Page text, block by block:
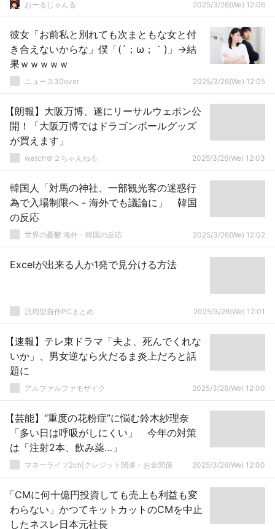
おーるじゃんる 2025/3/26(We) 12:06
彼女「お前私と別れても次まともな女と付
き合えないからな」僕「(´；ω；｀)」→結
果ｗｗｗｗｗ
ニュース30over 2025/3/26(We) 12:05
【朗報】大阪万博、遂にリーサルウェポン公
開！「大阪万博ではドラゴンボールグッズ
が買えます」
watch＠２ちゃんねる 2025/3/26(We) 12:03
韓国人「対馬の神社、一部観光客の迷惑行
為で入場制限へ - 海外でも議論に」 韓国
の反応
世界の憂鬱 海外・韓国の反応 2025/3/26(We) 12:02
Excelが出来る人か1発で見分ける方法
汎用型自作PCまとめ 2025/3/26(We) 12:01
【速報】テレ東ドラマ「夫よ、死んでくれな
いか」、男女逆なら火だるま炎上だろと話
題に
アルファルファモザイク 2025/3/26(We) 12:00
【芸能】“重度の花粉症”に悩む鈴木紗理奈
「多い日は呼吸がしにくい」 今年の対策
は「注射2本、飲み薬…」
マネーライフ2ch|クレジット関連・お金関係 2025/3/26(We) 12:00
「CMに何十億円投資しても売上も利益も変
わらない」かつてキットカットのCMを中止
したネスレ日本元社長